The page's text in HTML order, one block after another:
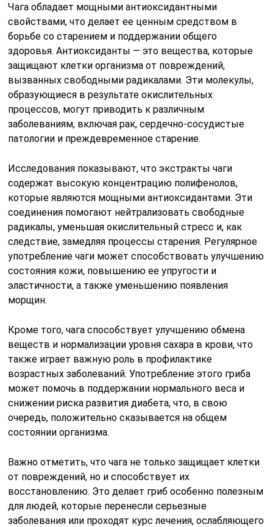
Чага обладает мощными антиоксидантными
свойствами, что делает ее ценным средством в
борьбе со старением и поддержании общего
здоровья. Антиоксиданты — это вещества, которые
защищают клетки организма от повреждений,
вызванных свободными радикалами. Эти молекулы,
образующиеся в результате окислительных
процессов, могут приводить к различным
заболеваниям, включая рак, сердечно-сосудистые
патологии и преждевременное старение.
Исследования показывают, что экстракты чаги
содержат высокую концентрацию полифенолов,
которые являются мощными антиоксидантами. Эти
соединения помогают нейтрализовать свободные
радикалы, уменьшая окислительный стресс и, как
следствие, замедляя процессы старения. Регулярное
употребление чаги может способствовать улучшению
состояния кожи, повышению ее упругости и
эластичности, а также уменьшению появления
морщин.
Кроме того, чага способствует улучшению обмена
веществ и нормализации уровня сахара в крови, что
также играет важную роль в профилактике
возрастных заболеваний. Употребление этого гриба
может помочь в поддержании нормального веса и
снижении риска развития диабета, что, в свою
очередь, положительно сказывается на общем
состоянии организма.
Важно отметить, что чага не только защищает клетки
от повреждений, но и способствует их
восстановлению. Это делает гриб особенно полезным
для людей, которые перенесли серьезные
заболевания или проходят курс лечения, ослабляющего